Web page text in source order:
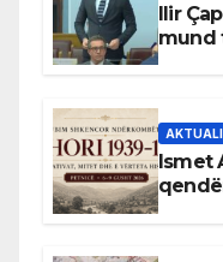
Ilir
mund
Ismet